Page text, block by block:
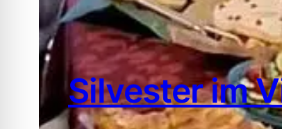
Silvester im